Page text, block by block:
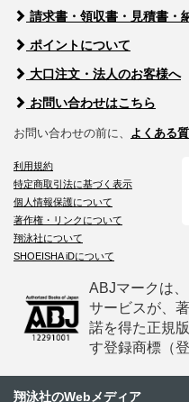
請求書・領収書・見積書・
ポイントについて
大口注文・法人のお客様へ
お問い合わせはこちら
お問い合わせの前に、 よくある
利用規約
特定商取引法に基づく表示
個人情報保護について
著作権・リンクについて
翔泳社について
SHOEISHA iDについて
ABJマークは
サービスが、
諾を得た正規
す登録商標（
翔泳社のWebメディア